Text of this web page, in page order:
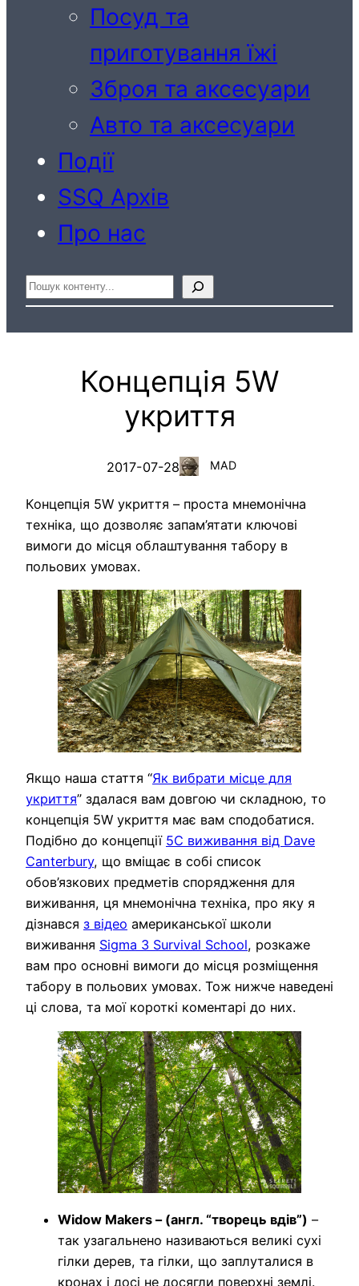
Посуд та
приготування їжі
Зброя та аксесуари
Авто та аксесуари
Події
SSQ Архів
Про нас
Пошук
Концепція 5W
укриття
2017-07-28 MAD
Концепція 5W укриття – проста мнемонічна
техніка, що дозволяє запам’ятати ключові
вимоги до місця облаштування табору в
польових умовах.
Якщо наша стаття “Як вибрати місце для
укриття” здалася вам довгою чи складною, то
концепція 5W укриття має вам сподобатися.
Подібно до концепції 5C виживання від Dave
Canterbury, що вміщає в собі список
обов’язкових предметів спорядження для
виживання, ця мнемонічна техніка, про яку я
дізнався з відео американської школи
виживання Sigma 3 Survival School, розкаже
вам про основні вимоги до місця розміщення
табору в польових умовах. Тож нижче наведені
ці слова, та мої короткі коментарі до них.
Widow Makers – (англ. “творець вдів”) –
так узагальнено називаються великі сухі
гілки дерев, та гілки, що заплуталися в
кронах і досі не досягли поверхні землі.